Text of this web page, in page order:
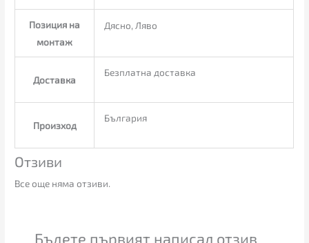
Позиция на
монтаж
Дясно, Ляво
Доставка
Безплатна доставка
Произход
България
Отзиви
Все още няма отзиви.
Бъдете първият написал отзив